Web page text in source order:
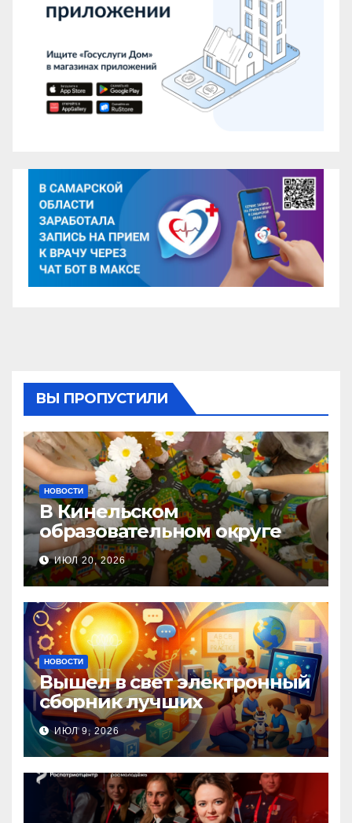
ВЫ ПРОПУСТИЛИ
НОВОСТИ
В Кинельском
образовательном округе
прошла Неделя правовой
помощи, посвящённая Дню
семьи, любви и верности
ИЮЛ 20, 2026
НОВОСТИ
Вышел в свет электронный
сборник лучших
инновационных практик
педагогов дошкольного
образования!
ИЮЛ 9, 2026